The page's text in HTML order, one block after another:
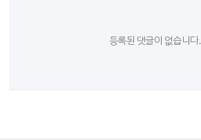
등록된 댓글이 없습니다.